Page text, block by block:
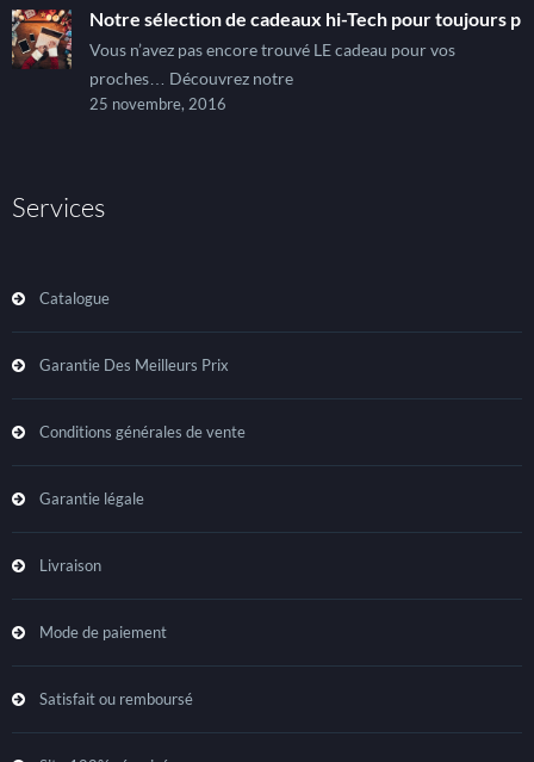
Notre sélection de cadeaux hi-Tech pour toujours
Vous n’avez pas encore trouvé LE cadeau pour vos
proches… Découvrez notre
25 novembre, 2016
Services
Catalogue
Garantie Des Meilleurs Prix
Conditions générales de vente
Garantie légale
Livraison
Mode de paiement
Satisfait ou remboursé